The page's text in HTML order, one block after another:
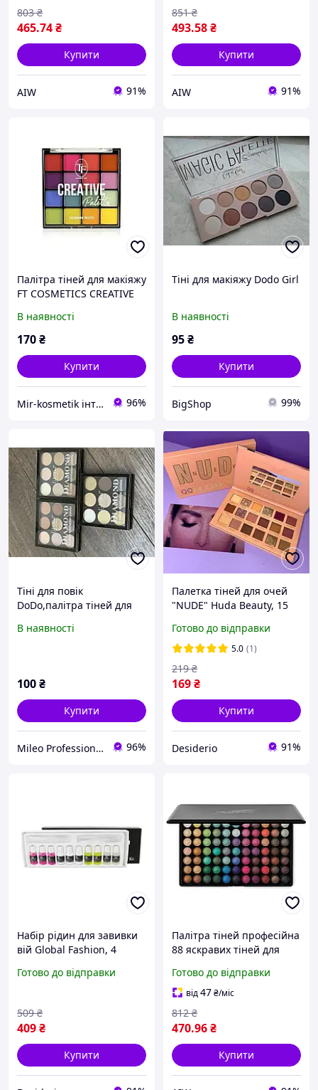
465.74₴
803 ₴
Купити
AIW 91%
493.58₴
851 ₴
Купити
AIW 91%
Палітра тіней для макіяжу
FT COSMETICS CREATIVE
кольори 16 відтінків
В наявності
170₴
Купити
Mir-kosmetik інтернет-магазин оптових продажів 96%
Тіні для макіяжу Dodo Girl
В наявності
95₴
Купити
BigShop 99%
Тіні для повік
DoDo,палітра тіней для
гуртова продажа.
В наявності
100₴
Купити
Mileo Professional 96%
Палетка тіней для очей
"NUDE" Huda Beauty, 15
для очей, палетка,
палетка для очей) DE
Готово до відправки
5.0 (1)
169₴
219 ₴
Купити
Desiderio 91%
Набір рідин для завивки
вій Global Fashion, 4
завивки вій) ON DE
Готово до відправки
409₴
509 ₴
Купити
Палітра тіней професійна
88 яскравих тіней для
Готово до відправки
від47₴/міс
470.96₴
812 ₴
Купити